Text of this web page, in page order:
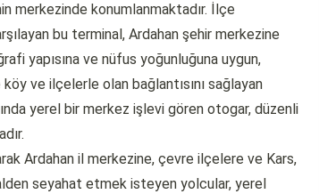
merkezinde konumlanmaktadır. İlçe
bu terminal, Ardahan şehir merkezine
yapısına ve nüfus yoğunluğuna uygun,
ve ilçelerle olan bağlantısını sağlayan
yerel bir merkez işlevi gören otogar, düzenli
Ardahan il merkezine, çevre ilçelere ve Kars,
seyahat etmek isteyen yolcular, yerel